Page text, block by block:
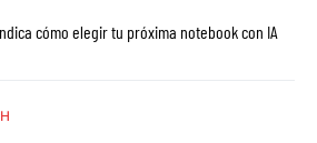
cómo elegir tu próxima notebook con IA